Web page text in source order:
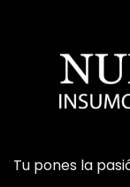
Tu pones la